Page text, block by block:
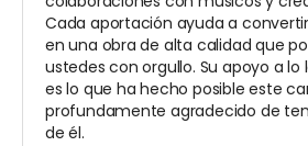
Cada aportación ayuda a
en una obra de alta calidad que
ustedes con orgullo. Su apoyo a
es lo que ha hecho posible este
profundamente agradecido de
de él.